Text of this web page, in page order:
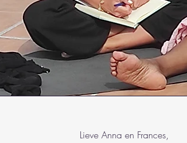
Lieve Anna en Frances,